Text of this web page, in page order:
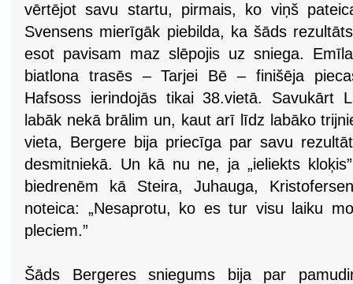
vērtējot savu startu, pirmais, ko viņš
Svensens mierīgāk piebilda, ka šāds
esot pavisam maz slēpojis uz sniega.
biatlona trasēs – Tarjei Bē – finišēja
Hafsoss ierindojās tikai 38.vietā. Savukārt
labāk nekā brālim un, kaut arī līdz labāko
vieta, Bergere bija priecīga par savu
desmitniekā. Un kā nu ne, ja „ieliekts
biedrenēm kā Steira, Juhauga,
noteica: „Nesaprotu, ko es tur visu laiku
pleciem.”
Šāds Bergeres sniegums bija par